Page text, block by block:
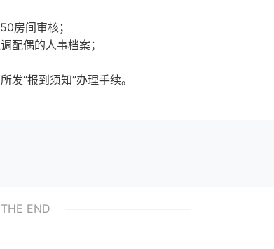
房间审核；
配偶的人事档案；
“报到须知”办理手续。
THE END